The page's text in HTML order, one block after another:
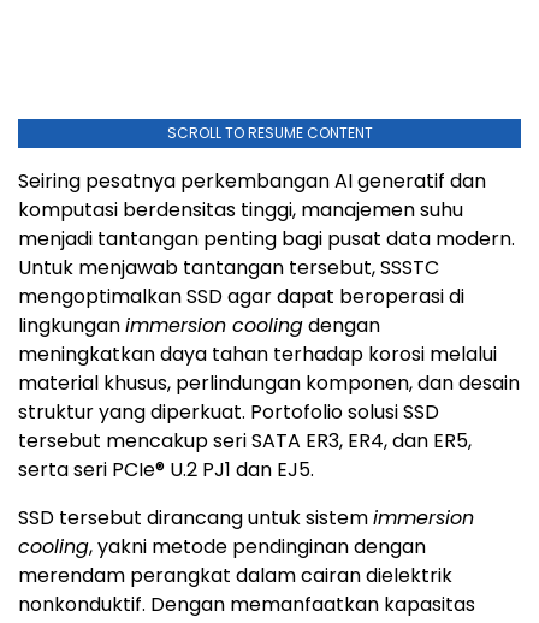
SCROLL TO RESUME CONTENT
Seiring pesatnya perkembangan AI generatif dan
komputasi berdensitas tinggi, manajemen suhu
menjadi tantangan penting bagi pusat data modern.
Untuk menjawab tantangan tersebut, SSSTC
mengoptimalkan SSD agar dapat beroperasi di
lingkunganimmersion coolingdengan
meningkatkan daya tahan terhadap korosi melalui
material khusus, perlindungan komponen, dan desain
struktur yang diperkuat. Portofolio solusi SSD
tersebut mencakup seri SATA ER3, ER4, dan ER5,
serta seri PCIe® U.2 PJ1 dan EJ5.
SSD tersebut dirancang untuk sistemimmersion
cooling, yakni metode pendinginan dengan
merendam perangkat dalam cairan dielektrik
nonkonduktif. Dengan memanfaatkan kapasitas